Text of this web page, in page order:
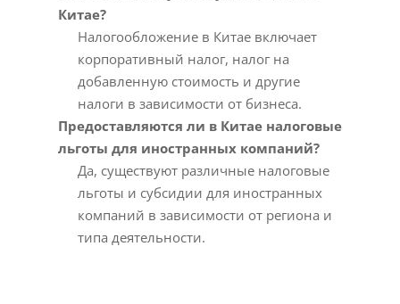
Китае?
Налогообложение в Китае включает
корпоративный налог, налог на
добавленную стоимость и другие
налоги в зависимости от бизнеса.
Предоставляются ли в Китае налоговые
льготы для иностранных компаний?
Да, существуют различные налоговые
льготы и субсидии для иностранных
компаний в зависимости от региона и
типа деятельности.